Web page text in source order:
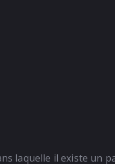
laquelle il existe un